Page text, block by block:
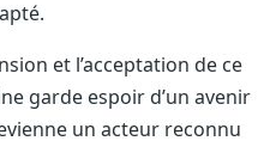
et l’acceptation de ce
garde espoir d’un avenir
un acteur reconnu